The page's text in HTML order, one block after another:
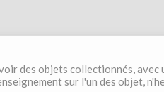
des objets collectionnés,
sur l'un des objet,